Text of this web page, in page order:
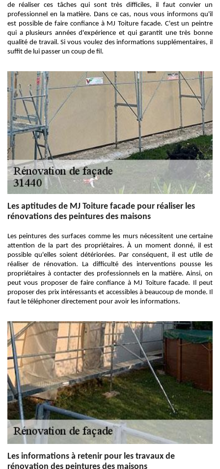
de réaliser ces tâches qui sont très difficiles, il faut convier un
professionnel en la matière. Dans ce cas, nous vous informons qu'il
est possible de faire confiance à MJ Toiture facade. C'est un peintre
qui a plusieurs années d'expérience et qui garantit une très bonne
qualité de travail. Si vous voulez des informations supplémentaires, il
suffit de lui passer un coup de fil.
Les aptitudes de MJ Toiture facade pour réaliser les
rénovations des peintures des maisons
Les peintures des surfaces comme les murs nécessitent une certaine
attention de la part des propriétaires. À un moment donné, il est
possible qu'elles soient détériorées. Par conséquent, il est utile de
réaliser de rénovation. La difficulté des interventions pousse les
propriétaires à contacter des professionnels en la matière. Ainsi, on
peut vous proposer de faire confiance à MJ Toiture facade. Il peut
proposer des prix intéressants et accessibles à beaucoup de monde. Il
faut le téléphoner directement pour avoir les informations.
Les informations à retenir pour les travaux de
rénovation des peintures des maisons